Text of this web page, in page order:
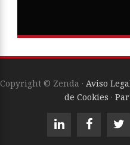
Copyright © Zenda · Aviso
de Cookies ·